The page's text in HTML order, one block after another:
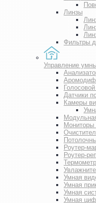
Линзы
Фильтры
Управление
Датчики
Камеры
Мониторы
Роутер-
Роутер-
Умная
Умная
Умная
Умная